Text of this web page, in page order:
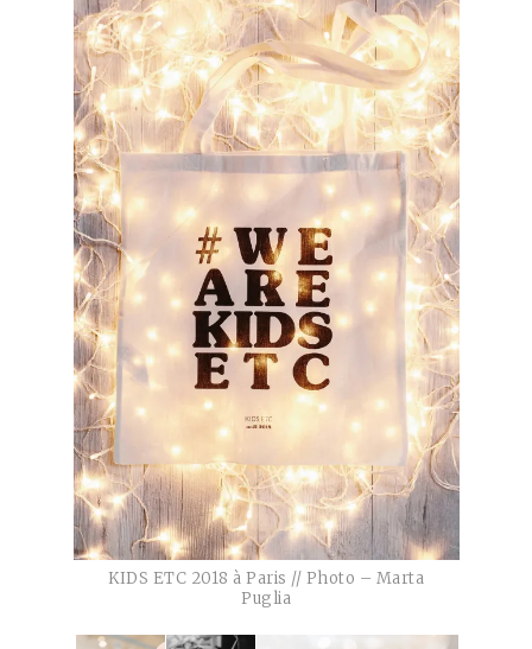
KIDS ETC 2018 à Paris // Photo – Marta
Puglia